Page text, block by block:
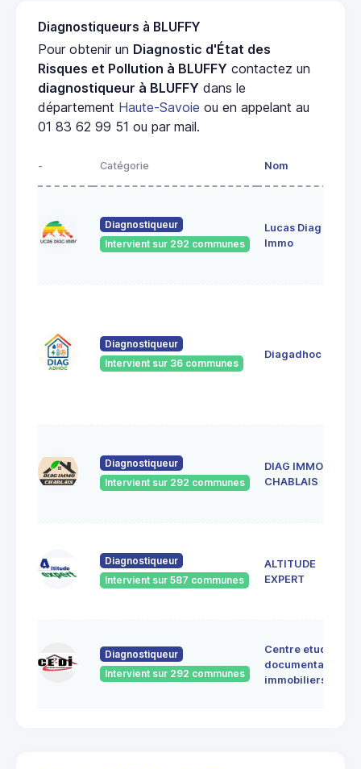
Diagnostiqueurs à BLUFFY
Pour obtenir un Diagnostic d'État des
Risques et Pollution à BLUFFY contactez un
diagnostiqueur à BLUFFY dans le
département Haute-Savoie ou en appelant au
01 83 62 99 51 ou par mail.
- Catégorie Nom
Diagnostiqueur
Intervient sur 292 communes
Lucas Diag
Immo
Diagnostiqueur
Intervient sur 36 communes
Diagadhoc
Diagnostiqueur
Intervient sur 292 communes
DIAG IMMO
CHABLAIS
Diagnostiqueur
Intervient sur 587 communes
ALTITUDE
EXPERT
Diagnostiqueur
Intervient sur 292 communes
Centre etudes
documentation
immobiliers